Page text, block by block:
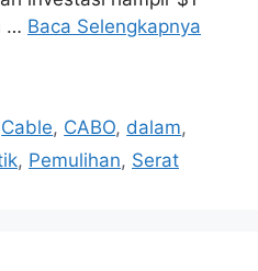
… Baca Selengkapnya
Cable, CABO, dalam,
, Pemulihan, Serat